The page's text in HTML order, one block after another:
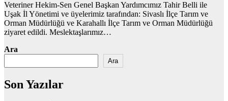
Veteriner Hekim-Sen Genel Başkan Yardımcımız Tahir Belli ile
Uşak İl Yönetimi ve üyelerimiz tarafından: Sivaslı İlçe Tarım ve
Orman Müdürlüğü ve Karahallı İlçe Tarım ve Orman Müdürlüğü
ziyaret edildi. Meslektaşlarımız…
Ara
Ara
Son Yazılar